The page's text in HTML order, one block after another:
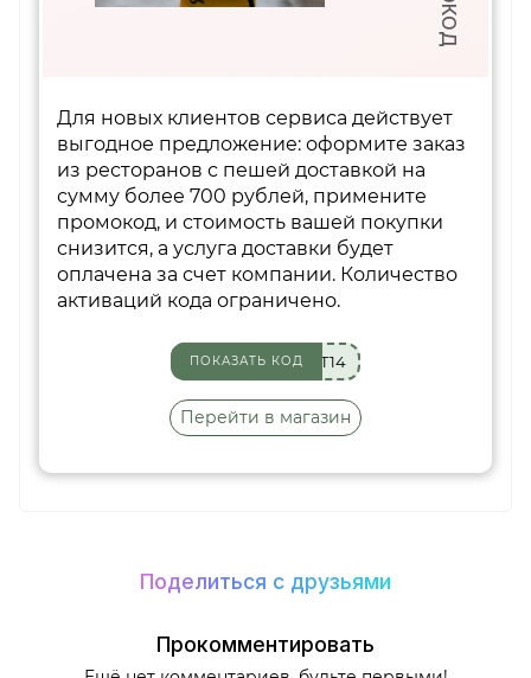
Для новых клиентов сервиса действует
выгодное предложение: оформите заказ
из ресторанов с пешей доставкой на
сумму более 700 рублей, примените
промокод, и стоимость вашей покупки
снизится, а услуга доставки будет
оплачена за счет компании. Количество
активаций кода ограничено.
T14
ПОКАЗАТЬ КОД
Перейти в магазин
Поделиться с друзьями
Прокомментировать